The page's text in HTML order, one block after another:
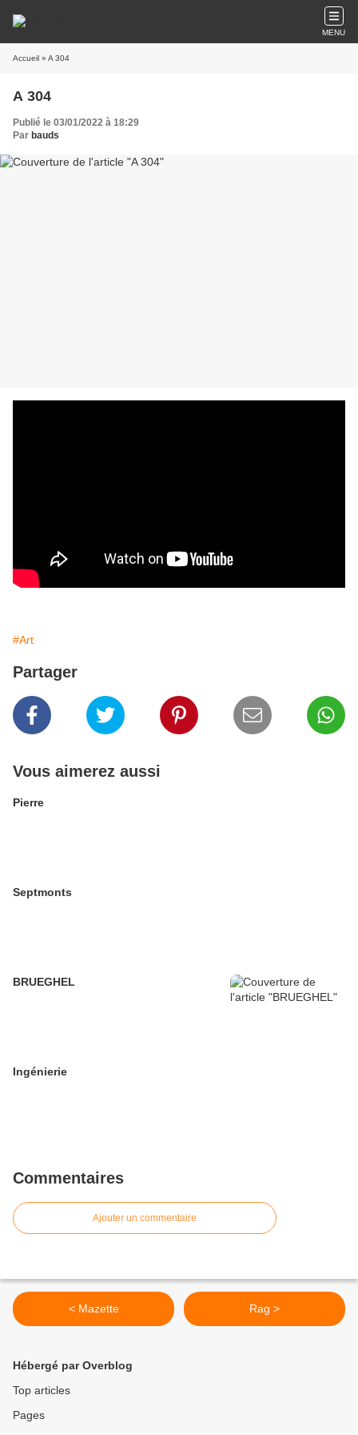
MENU
Accueil » A 304
A 304
Publié le 03/01/2022 à 18:29
Par bauds
#Art
Partager
Vous aimerez aussi
Pierre
Septmonts
BRUEGHEL
Ingénierie
Commentaires
Ajouter un commentaire
< Mazette Rag >
Hébergé par Overblog
Top articles
Pages